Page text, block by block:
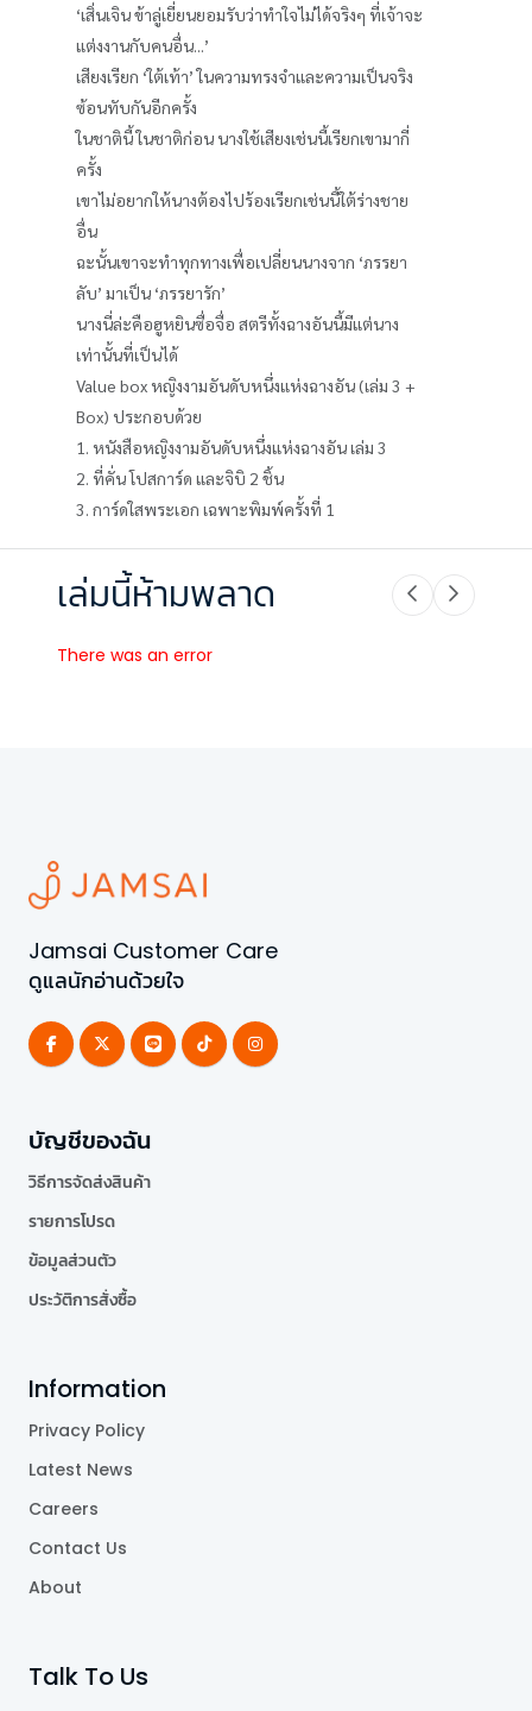
‘เสิ่นเจิน ข้าลู่เยี่ยนยอมรับว่าทำใจไม่ได้จริงๆ ที่เจ้าจะ
แต่งงานกับคนอื่น...’
เสียงเรียก ‘ใต้เท้า’ ในความทรงจำและความเป็นจริง
ซ้อนทับกันอีกครั้ง
ในชาตินี้ ในชาติก่อน นางใช้เสียงเช่นนี้เรียกเขามากี่
ครั้ง
เขาไม่อยากให้นางต้องไปร้องเรียกเช่นนี้ใต้ร่างชาย
อื่น
ฉะนั้นเขาจะทำทุกทางเพื่อเปลี่ยนนางจาก ‘ภรรยา
ลับ’ มาเป็น ‘ภรรยารัก’
นางนี่ล่ะคือฮูหยินซื่อจื่อ สตรีทั้งฉางอันนี้มีแต่นาง
เท่านั้นที่เป็นได้
Value box หญิงงามอันดับหนึ่งแห่งฉางอัน (เล่ม 3 +
Box) ประกอบด้วย
1. หนังสือหญิงงามอันดับหนึ่งแห่งฉางอัน เล่ม 3
2. ที่คั่น โปสการ์ด และจิบิ 2 ชิ้น
3. การ์ดใสพระเอก เฉพาะพิมพ์ครั้งที่ 1
เล่มนี้ห้ามพลาด
There was an error
Jamsai Customer Care
ดูแลนักอ่านด้วยใจ
บัญชีของฉัน
วิธีการจัดส่งสินค้า
รายการโปรด
ข้อมูลส่วนตัว
ประวัติการสั่งซื้อ
Information
Privacy Policy
Latest News
Careers
Contact Us
About
Talk To Us